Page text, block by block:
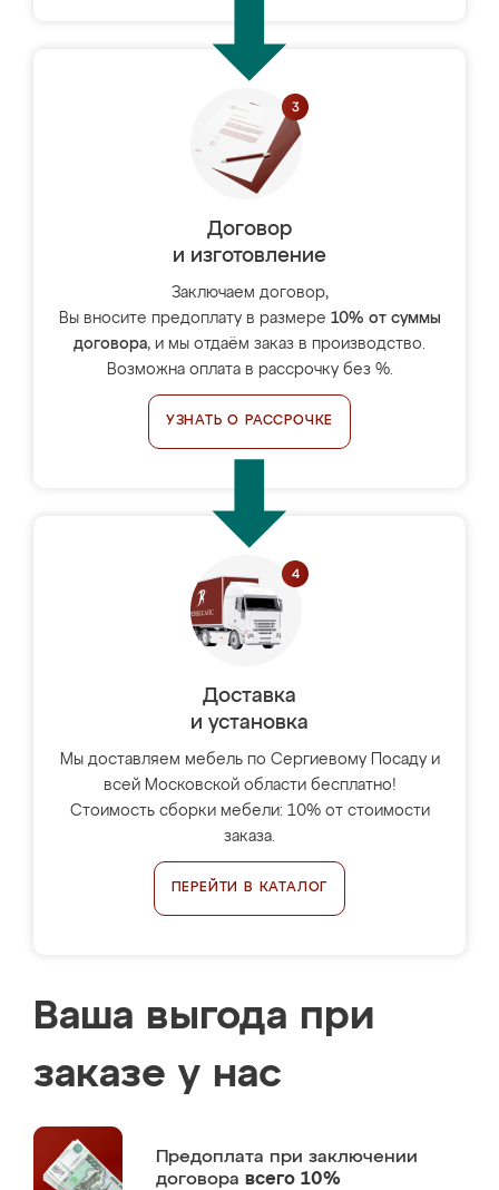
Договор
и изготовление
Заключаем договор,
Вы вносите предоплату в размере 10% от суммы
договора, и мы отдаём заказ в производство.
Возможна оплата в рассрочку без %.
УЗНАТЬ О РАССРОЧКЕ
Доставка
и установка
Мы доставляем мебель по Сергиевому Посаду и
всей Московской области бесплатно!
Стоимость сборки мебели: 10% от стоимости
заказа.
ПЕРЕЙТИ В КАТАЛОГ
Ваша выгода при
заказе у нас
Предоплата при заключении
договора всего 10%